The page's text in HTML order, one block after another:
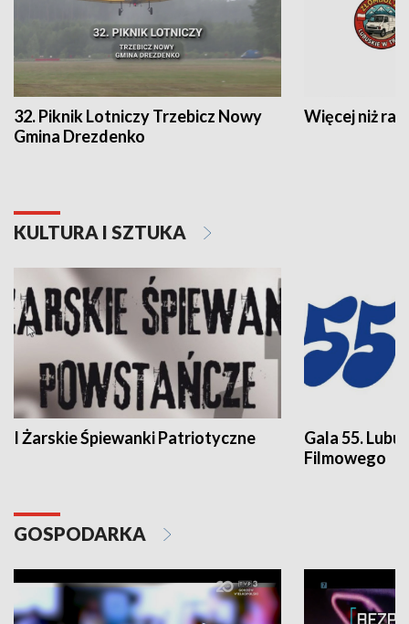
32. Piknik Lotniczy Trzebicz Nowy
Gmina Drezdenko
Więcej niż rajd
KULTURA I SZTUKA
I Żarskie Śpiewanki Patriotyczne
Gala 55.
Filmowego
GOSPODARKA